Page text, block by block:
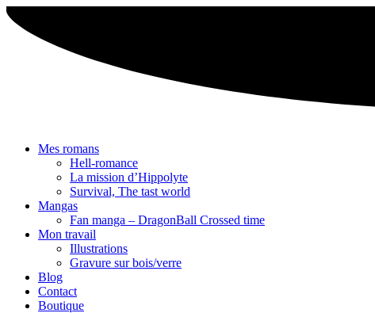
Aller
au
contenu
Mes romans
Hell-romance
La mission d’Hippolyte
Survival, The tast world
Mangas
Fan manga – DragonBall Crossed time
Mon travail
Illustrations
Gravure sur bois/verre
Blog
Contact
Boutique